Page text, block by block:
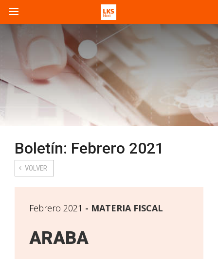
Boletín: Febrero 2021
VOLVER
Febrero 2021 MATERIA FISCAL
ARABA